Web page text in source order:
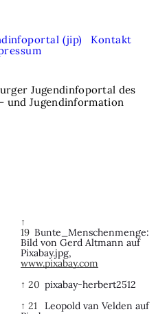
(jip)
Kontakt
Jugendinfoportal des
und Jugendinformation
↑
19 Bunte_Menschenmenge:
Bild von Gerd Altmann auf
Pixabay.jpg,
www.pixabay.com
↑ 20 pixabay-herbert2512
↑ 21
Leopold van Velden auf